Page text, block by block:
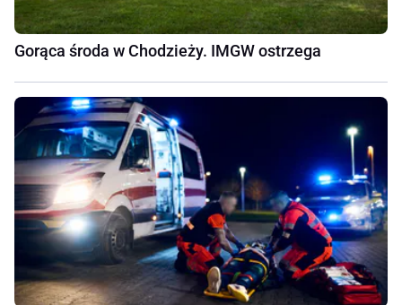
Gorąca środa w Chodzieży. IMGW ostrzega